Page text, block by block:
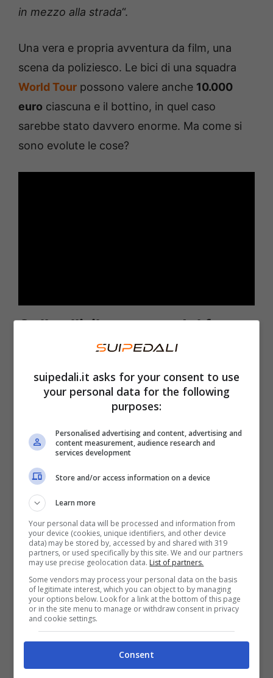
in mezzo alla strada“.
Una vera e propria avventura da film, una
scena da poliziesco. Le bici di una squadra
World Tour possono valere anche 10.000
euro ciascuna e il bottino, in quel caso
sarebbe stato davvero enorme. Ma come si
sono evolute le cose?
Colbrelli, il racconto del furto
spiegando che insieme al direttore sportivo
Franco Pellizottie altri collaboratori del team
Bahrain Victorious
è andato all’inseguimento
dei ladri. “Io, che incosciente… li ho inseguiti
anche nel bosco dove hanno provato a
nascondersi. A un certo punto si sono accesi
i fari di una macchina che mi ha puntato ma
sono riuscito a scansarmi in tempo e io ho
iniziato a correre appresso agli altri”.
Attimi di paurae anche una specie di
inseguimento. Ecco come sono andate
avanti le cose dal racconto dell’ex corridore.
Mi si è avvicinata una macchina e uno che
non conoscevo mi ha detto: Sali che li
prendiamo. Non sapevo nemmeno chi fosse,
suipedali.it asks for your consent to use
your personal data for the following
purposes:
Personalised advertising and content, advertising and
content measurement, audience research and
services development
Store and/or access information on a device
Learn more
Your personal data will be processed and information from
your device (cookies, unique identifiers, and other device
data) may be stored by, accessed by and shared with 319
partners, or used specifically by this site. We and our partners
may use precise geolocation data. List of partners.
Some vendors may process your personal data on the basis
of legitimate interest, which you can object to by managing
your options below. Look for a link at the bottom of this page
or in the site menu to manage or withdraw consent in privacy
and cookie settings.
Consent